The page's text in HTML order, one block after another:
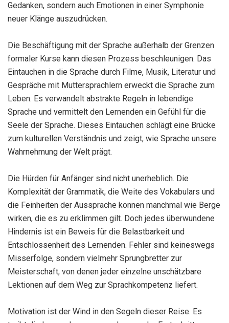
Gedanken, sondern auch Emotionen in einer Symphonie
neuer Klänge auszudrücken.
Die Beschäftigung mit der Sprache außerhalb der Grenzen
formaler Kurse kann diesen Prozess beschleunigen. Das
Eintauchen in die Sprache durch Filme, Musik, Literatur und
Gespräche mit Muttersprachlern erweckt die Sprache zum
Leben. Es verwandelt abstrakte Regeln in lebendige
Sprache und vermittelt den Lernenden ein Gefühl für die
Seele der Sprache. Dieses Eintauchen schlägt eine Brücke
zum kulturellen Verständnis und zeigt, wie Sprache unsere
Wahrnehmung der Welt prägt.
Die Hürden für Anfänger sind nicht unerheblich. Die
Komplexität der Grammatik, die Weite des Vokabulars und
die Feinheiten der Aussprache können manchmal wie Berge
wirken, die es zu erklimmen gilt. Doch jedes überwundene
Hindernis ist ein Beweis für die Belastbarkeit und
Entschlossenheit des Lernenden. Fehler sind keineswegs
Misserfolge, sondern vielmehr Sprungbretter zur
Meisterschaft, von denen jeder einzelne unschätzbare
Lektionen auf dem Weg zur Sprachkompetenz liefert.
Motivation ist der Wind in den Segeln dieser Reise. Es